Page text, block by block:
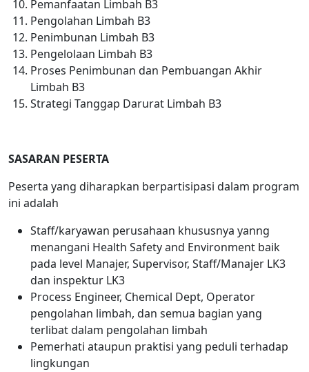
Pemanfaatan Limbah B3
Pengolahan Limbah B3
Penimbunan Limbah B3
Pengelolaan Limbah B3
Proses Penimbunan dan Pembuangan Akhir
Limbah B3
Strategi Tanggap Darurat Limbah B3
SASARAN PESERTA
Peserta yang diharapkan berpartisipasi dalam program
ini adalah
Staff/karyawan perusahaan khususnya yanng
menangani Health Safety and Environment baik
pada level Manajer, Supervisor, Staff/Manajer LK3
dan inspektur LK3
Process Engineer, Chemical Dept, Operator
pengolahan limbah, dan semua bagian yang
terlibat dalam pengolahan limbah
Pemerhati ataupun praktisi yang peduli terhadap
lingkungan